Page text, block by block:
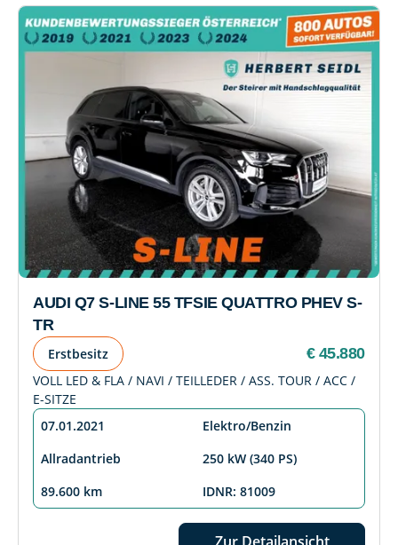
AUDI Q7 S-LINE 55 TFSIE QUATTRO PHEV S-
TR
Erstbesitz € 45.880
VOLL LED & FLA / NAVI / TEILLEDER / ASS. TOUR / ACC /
E-SITZE
07.01.2021
Elektro/Benzin
Allradantrieb
250 kW (340 PS)
89.600 km
IDNR: 81009